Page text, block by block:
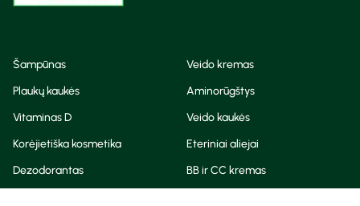
Šampūnas
Veido kremas
Plaukų kaukės
Aminorūgštys
Vitaminas D
Veido kaukės
Korėjietiška kosmetika
Eteriniai aliejai
Dezodorantas
BB ir CC kremas